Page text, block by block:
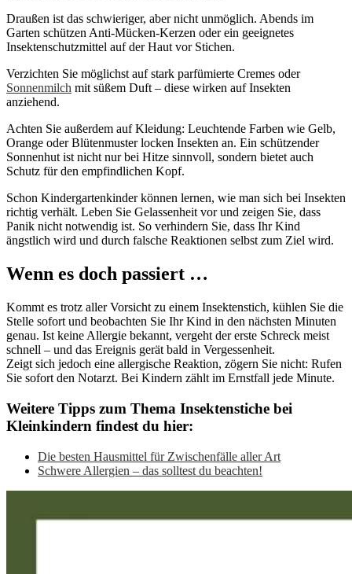
Draußen ist das schwieriger, aber nicht unmöglich. Abends im
Garten schützen Anti-Mücken-Kerzen oder ein geeignetes
Insektenschutzmittel auf der Haut vor Stichen.
Verzichten Sie möglichst auf stark parfümierte Cremes oder
Sonnenmilch mit süßem Duft – diese wirken auf Insekten
anziehend.
Achten Sie außerdem auf Kleidung: Leuchtende Farben wie Gelb,
Orange oder Blütenmuster locken Insekten an. Ein schützender
Sonnenhut ist nicht nur bei Hitze sinnvoll, sondern bietet auch
Schutz für den empfindlichen Kopf.
Schon Kindergartenkinder können lernen, wie man sich bei Insekten
richtig verhält. Leben Sie Gelassenheit vor und zeigen Sie, dass
Panik nicht notwendig ist. So verhindern Sie, dass Ihr Kind
ängstlich wird und durch falsche Reaktionen selbst zum Ziel wird.
Wenn es doch passiert …
Kommt es trotz aller Vorsicht zu einem Insektenstich, kühlen Sie die
Stelle sofort und beobachten Sie Ihr Kind in den nächsten Minuten
genau. Ist keine Allergie bekannt, vergeht der erste Schreck meist
schnell – und das Ereignis gerät bald in Vergessenheit.
Zeigt sich jedoch eine allergische Reaktion, zögern Sie nicht: Rufen
Sie sofort den Notarzt. Bei Kindern zählt im Ernstfall jede Minute.
Weitere Tipps zum Thema Insektenstiche bei
Kleinkindern findest du hier:
Die besten Hausmittel für Zwischenfälle aller Art
Schwere Allergien – das solltest du beachten!